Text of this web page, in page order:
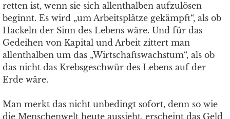
retten ist, wenn sie sich allenthalben aufzulösen
beginnt. Es wird „um Arbeitsplätze gekämpft“, als ob
Hackeln der Sinn des Lebens wäre. Und für das
Gedeihen von Kapital und Arbeit zittert man
allenthalben um das „Wirtschaftswachstum“, als ob
das nicht das Krebsgeschwür des Lebens auf der
Erde wäre.
Man merkt das nicht unbedingt sofort, denn so wie
die Menschenwelt heute aussieht, erscheint das Geld